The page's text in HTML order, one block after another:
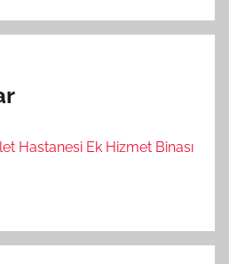
Hastanesi Ek Hizmet Binası